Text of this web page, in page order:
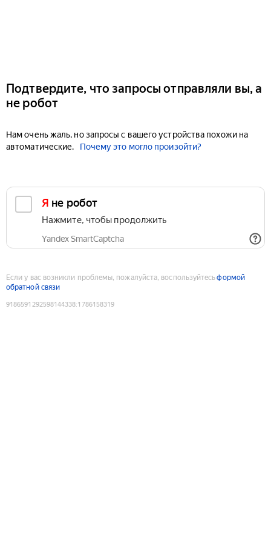
Подтвердите, что запросы отправляли вы, а
не робот
Нам очень жаль, но запросы с вашего устройства похожи на
автоматические.
Почему это могло произойти?
Я не робот
Нажмите, чтобы продолжить
Yandex SmartCaptcha
Если у вас возникли проблемы, пожалуйста, воспользуйтесьформой
обратной связи
9186591292598144338:1786158319